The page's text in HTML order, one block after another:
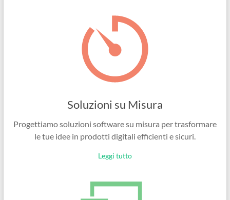
Soluzioni su Misura
Progettiamo soluzioni software su misura per trasformare
le tue idee in prodotti digitali efficienti e sicuri.
Leggi tutto